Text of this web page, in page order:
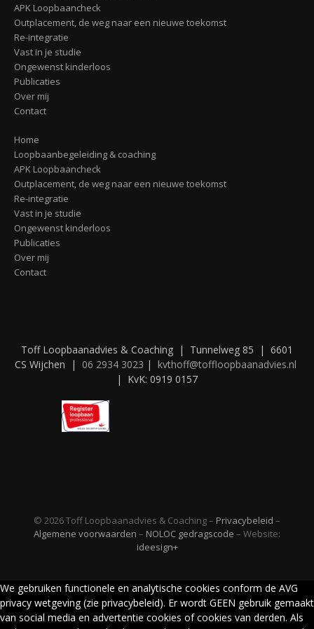
APK Loopbaancheck
Outplacement, de weg naar een nieuwe toekomst
Re-integratie
Vast in je studie
Ongewenst kinderloos
Publicaties
Over mij
Contact
Home
Loopbaanbegeleiding & coaching
APK Loopbaancheck
Outplacement, de weg naar een nieuwe toekomst
Re-integratie
Vast in je studie
Ongewenst kinderloos
Publicaties
Over mij
Contact
Toff Loopbaanadvies & Coaching | Tunnelweg 85 | 6601
CS Wijchen | 06 2934 3023 | kvthoff@toffloopbaanadvies.nl
| KvK: 0919 0157
© 2026 Toff Loopbaanadvies & Coaching – Privacybeleid –
Algemene voorwaarden – NOLOC gedragscode – Website:
ideesign+
We gebruiken functionele en analytische cookies conform de AVG
privacy wetgeving (zie privacybeleid). Er wordt GEEN gebruik gemaakt
van social media en advertentie cookies of cookies van derden. Als